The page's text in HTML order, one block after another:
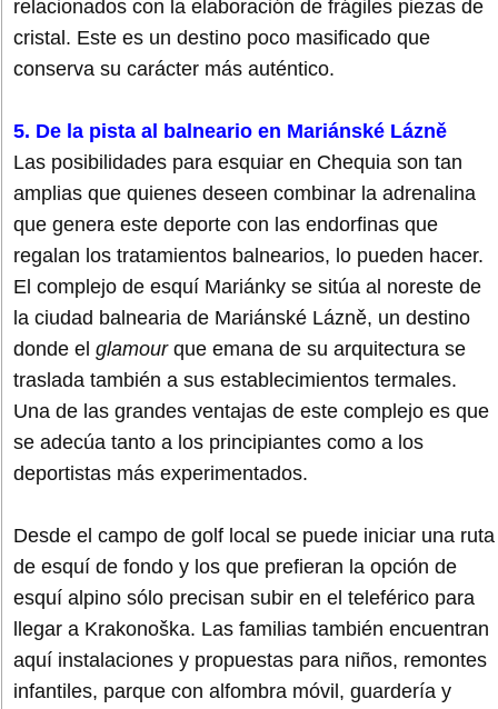
relacionados con la elaboración de frágiles piezas de
cristal. Este es un destino poco masificado que
conserva su carácter más auténtico.
5. De la pista al balneario en Mariánské Lázně
Las posibilidades para esquiar en Chequia son tan
amplias que quienes deseen combinar la adrenalina
que genera este deporte con las endorfinas que
regalan los tratamientos balnearios, lo pueden hacer.
El complejo de esquí Mariánky se sitúa al noreste de
la ciudad balnearia de Mariánské Lázně, un destino
donde el glamourque emana de su arquitectura se
traslada también a sus establecimientos termales.
Una de las grandes ventajas de este complejo es que
se adecúa tanto a los principiantes como a los
deportistas más experimentados.
Desde el campo de golf local se puede iniciar una ruta
de esquí de fondo y los que prefieran la opción de
esquí alpino sólo precisan subir en el teleférico para
llegar a Krakonoška. Las familias también encuentran
aquí instalaciones y propuestas para niños, remontes
infantiles, parque con alfombra móvil, guardería y